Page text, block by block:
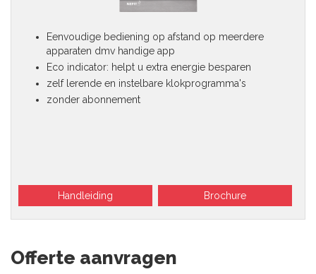
Eenvoudige bediening op afstand op meerdere
apparaten dmv handige app
Eco indicator: helpt u extra energie besparen
zelf lerende en instelbare klokprogramma's
zonder abonnement
Handleiding Brochure
Offerte aanvragen